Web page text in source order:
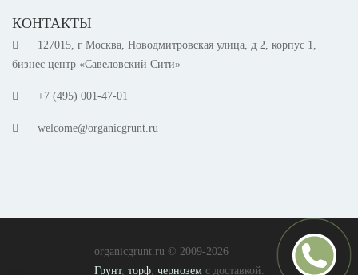
КОНТАКТЫ
127015, г Москва, Новодмитровская улица, д 2, корпус 1,
бизнес центр «Савеловский Сити»
+7 (495) 001-47-01
welcome@organicgrunt.ru
organicgrunt.ru © 2009-2026
Грунт, торф, черноземс доставкой.